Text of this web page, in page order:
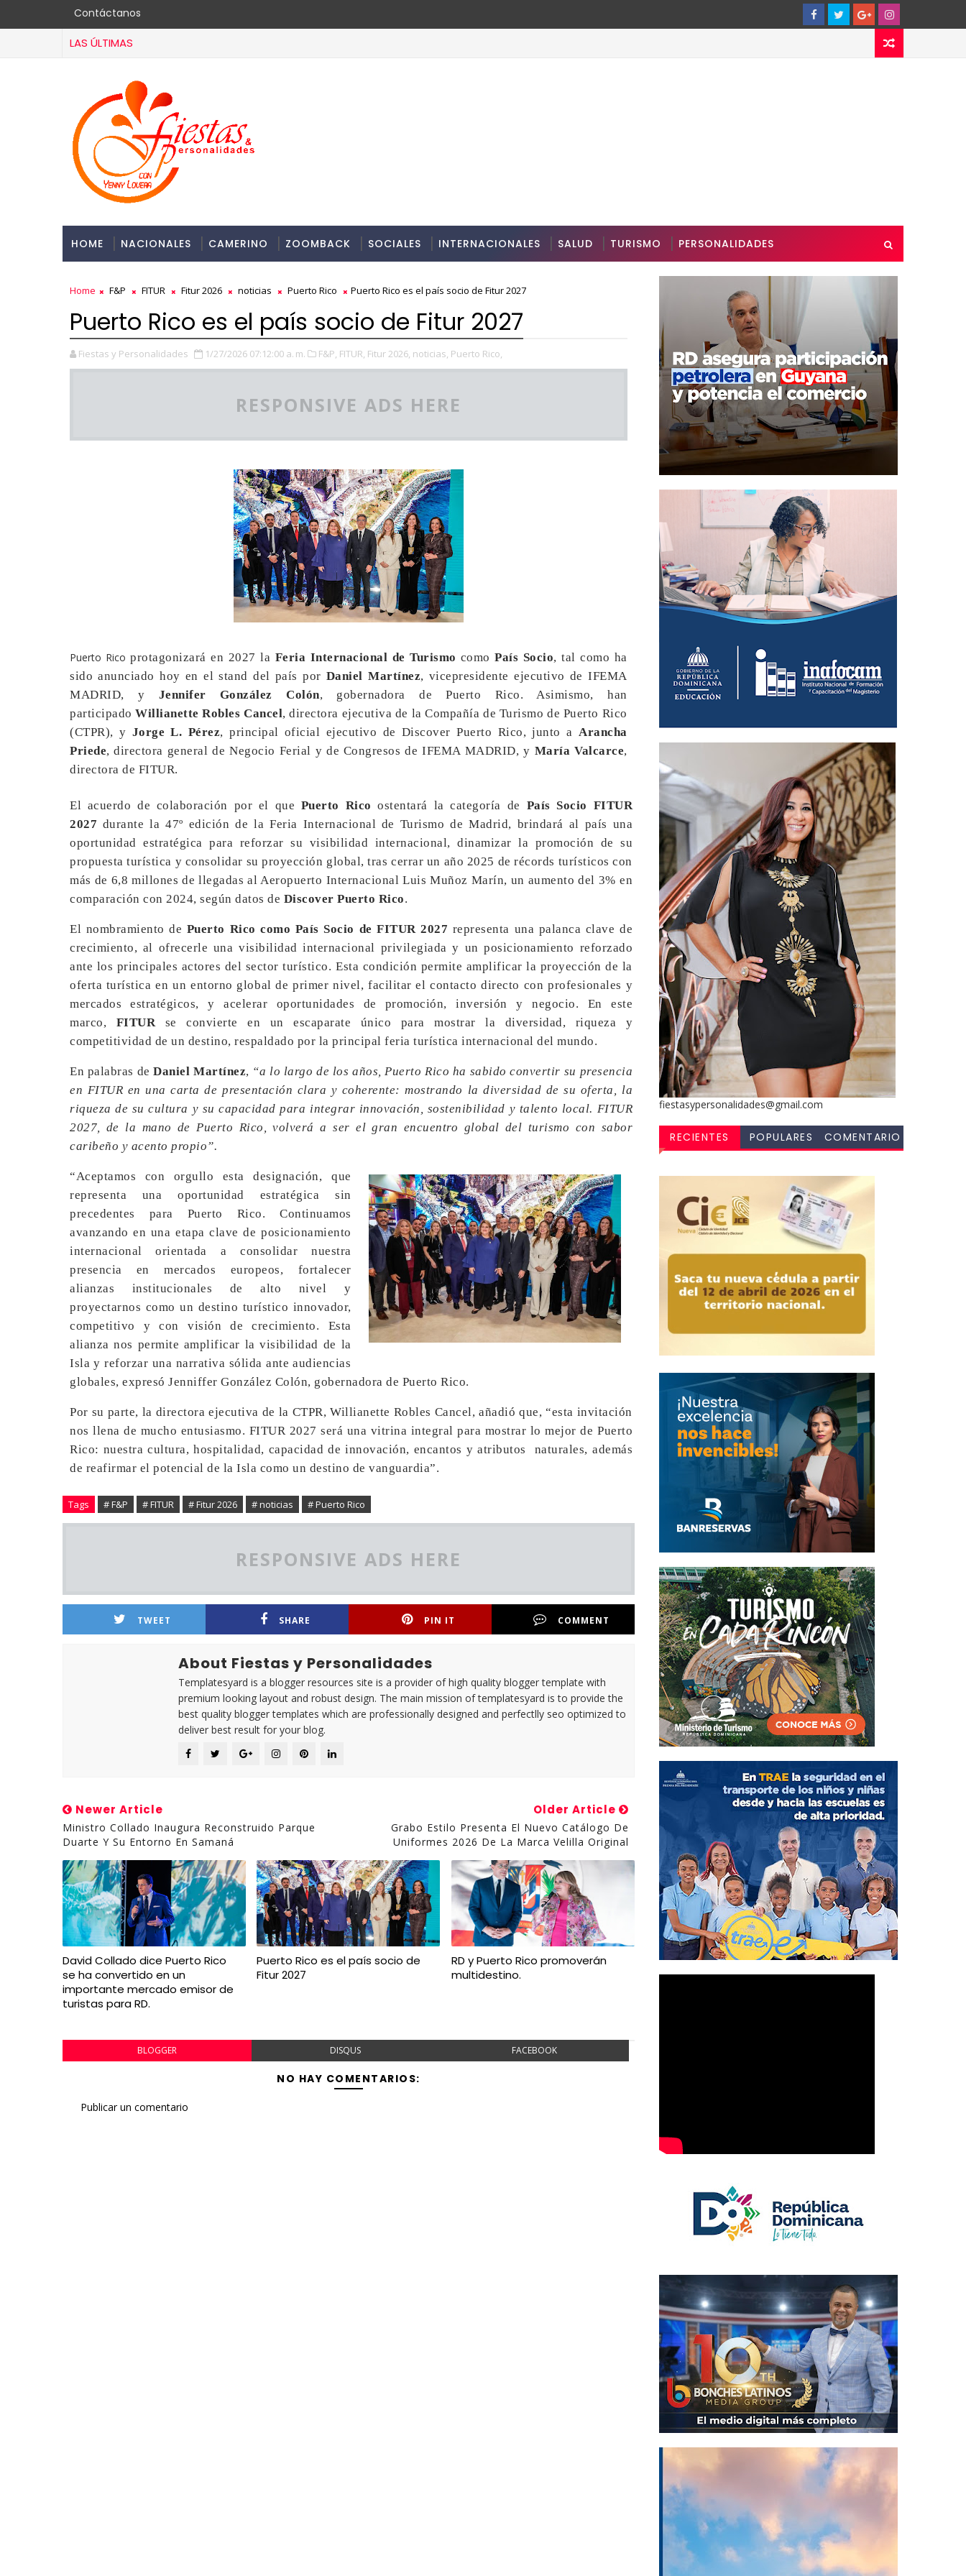
Contáctanos
LAS ÚLTIMAS
HOME NACIONALES CAMERINO ZOOMBACK SOCIALES INTERNACIONALES SALUD TURISMO PERSONALIDADES
Home F&P FITUR Fitur 2026 noticias Puerto Rico Puerto Rico es el país socio de Fitur 2027
Puerto Rico es el país socio de Fitur 2027
Fiestas y Personalidades 1/27/2026 07:12:00 a. m. F&P, FITUR, Fitur 2026, noticias, Puerto Rico,
RESPONSIVE ADS HERE
Puerto Rico protagonizará en 2027 la Feria Internacional de Turismo como País Socio, tal como ha
sido anunciado hoy en el stand del país por Daniel Martínez, vicepresidente ejecutivo de IFEMA
MADRID, y
Jennifer González Colón, gobernadora de Puerto Rico. Asimismo, han
participado Willianette Robles Cancel, directora ejecutiva de la Compañía de Turismo de Puerto Rico
(CTPR), y Jorge L. Pérez, principal oficial ejecutivo de Discover Puerto Rico, junto a Arancha
Priede, directora general de Negocio Ferial y de Congresos de IFEMA MADRID, y María Valcarce,
directora de FITUR.
El acuerdo de colaboración por el que Puerto Rico ostentará la categoría de País Socio FITUR
2027 durante la 47º edición de la Feria Internacional de Turismo de Madrid, brindará al país una
oportunidad estratégica para reforzar su visibilidad internacional, dinamizar la promoción de su
propuesta turística y consolidar su proyección global, tras cerrar un año 2025 de récords turísticos con
más de 6,8 millones de llegadas al Aeropuerto Internacional Luis Muñoz Marín, un aumento del 3% en
comparación con 2024, según datos de Discover Puerto Rico.
El nombramiento de Puerto Rico como País Socio de FITUR 2027 representa una palanca clave de
crecimiento, al ofrecerle una visibilidad internacional privilegiada y un posicionamiento reforzado
ante los principales actores del sector turístico. Esta condición permite amplificar la proyección de la
oferta turística en un entorno global de primer nivel, facilitar el contacto directo con profesionales y
mercados estratégicos, y acelerar oportunidades de promoción, inversión y negocio. En este
marco, FITURse convierte en un escaparate único para mostrar la diversidad, riqueza y
competitividad de un destino, respaldado por la principal feria turística internacional del mundo.
En palabras deDaniel Martínez, “a lo largo de los años, Puerto Rico ha sabido convertir su presencia
en FITUR en una carta de presentación clara y coherente: mostrando la diversidad de su oferta, la
riqueza de su cultura y su capacidad para integrar innovación, sostenibilidad y talento local. FITUR
2027, de la mano de Puerto Rico, volverá a ser el gran encuentro global del turismo con sabor
caribeño y acento propio”.
“Aceptamos con orgullo esta designación, que
representa una oportunidad estratégica sin
precedentes para Puerto Rico. Continuamos
avanzando en una etapa clave de posicionamiento
internacional orientada a consolidar nuestra
presencia en mercados europeos, fortalecer
alianzas institucionales de alto nivel y
proyectarnos como un destino turístico innovador,
competitivo y con visión de crecimiento. Esta
alianza nos permite amplificar la visibilidad de la
Isla y reforzar una narrativa sólida ante audiencias
globales, expresó Jenniffer González Colón, gobernadora de Puerto Rico.
Por su parte, la directora ejecutiva de la CTPR, Willianette Robles Cancel, añadió que, “esta invitación
nos llena de mucho entusiasmo. FITUR 2027 será una vitrina integral para mostrar lo mejor de Puerto
Rico: nuestra cultura, hospitalidad, capacidad de innovación, encantos y atributos naturales, además
de reafirmar el potencial de la Isla como un destino de vanguardia”.
Tags # F&P # FITUR # Fitur 2026 # noticias # Puerto Rico
RESPONSIVE ADS HERE
TWEET SHARE PIN IT COMMENT
About Fiestas y Personalidades
Templatesyard is a blogger resources site is a provider of high quality blogger template with
premium looking layout and robust design. The main mission of templatesyard is to provide the
best quality blogger templates which are professionally designed and perfectlly seo optimized to
deliver best result for your blog.
Newer Article
Ministro Collado Inaugura Reconstruido Parque
Duarte Y Su Entorno En Samaná
Older Article
Grabo Estilo Presenta El Nuevo Catálogo De
Uniformes 2026 De La Marca Velilla Original
David Collado dice Puerto Rico
se ha convertido en un
importante mercado emisor de
turistas para RD.
Puerto Rico es el país socio de
Fitur 2027
RD y Puerto Rico promoverán
multidestino.
BLOGGER DISQUS FACEBOOK
NO HAY COMENTARIOS:
Publicar un comentario
fiestasypersonalidades@gmail.com
RECIENTES POPULARES
COMENTARIO